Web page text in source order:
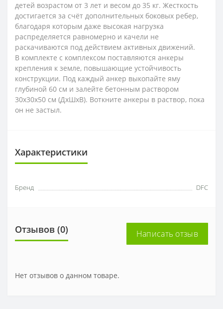
детей возрастом от 3 лет и весом до 35 кг. Жесткость
достигается за счёт дополнительных боковых ребер,
благодаря которым даже высокая нагрузка
распределяется равномерно и качели не
раскачиваются под действием активных движений.
В комплекте с комплексом поставляются анкеры
крепления к земле, повышающие устойчивость
конструкции. Под каждый анкер выкопайте яму
глубиной 60 см и залейте бетонным раствором
30x30x50 см (ДxШxВ). Воткните анкеры в раствор, пока
он не застыл.
Характеристики
Бренд DFC
Отзывов (0) Написать отзыв
Нет отзывов о данном товаре.